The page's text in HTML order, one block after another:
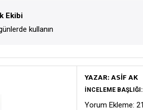
Ekibi
kullanın
YAZAR: ASİF AK
İNCELEME BAŞLIĞI:
Yorum Ekleme: